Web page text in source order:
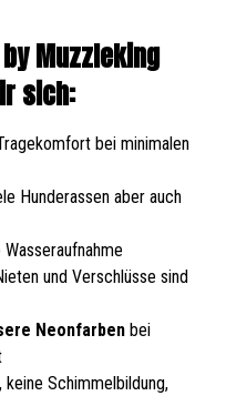
by Muzzleking
sich:
bei minimalen
Hunderassen aber auch
Wasseraufnahme
und Verschlüsse sind
Neonfarben bei
, keine Schimmelbildung,